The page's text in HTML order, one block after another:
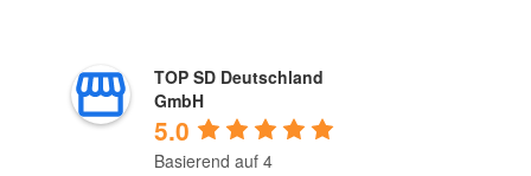
TOP SD Deutschland
GmbH
5.0
Basierend auf 4